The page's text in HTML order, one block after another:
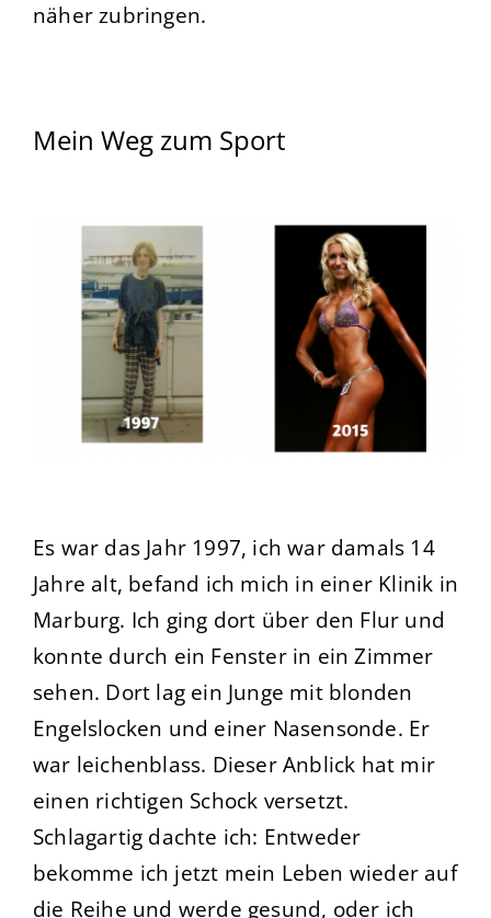
näher zubringen.
Mein Weg zum Sport
Es war das Jahr 1997, ich war damals 14
Jahre alt, befand ich mich in einer Klinik in
Marburg. Ich ging dort über den Flur und
konnte durch ein Fenster in ein Zimmer
sehen. Dort lag ein Junge mit blonden
Engelslocken und einer Nasensonde. Er
war leichenblass. Dieser Anblick hat mir
einen richtigen Schock versetzt.
Schlagartig dachte ich: Entweder
bekomme ich jetzt mein Leben wieder auf
die Reihe und werde gesund, oder ich